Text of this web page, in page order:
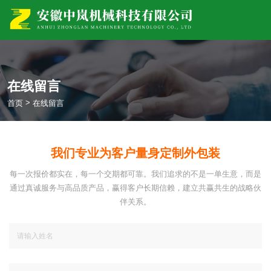
在线留言
首页 > 在线留言
我们专业为客户量身定制外包装
每一次报价都实在，每一个交期都可靠。我们追求的不是一单生意，而是
通过真诚服务与高品质产品，赢得客户长期信赖，建立共赢共生的战略伙
伴关系。